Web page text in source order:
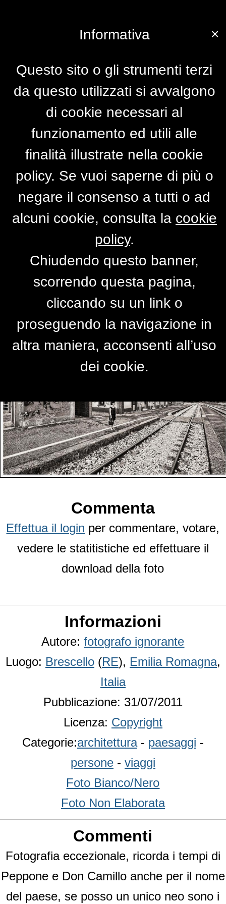
Brescello RE
difotografo ignorante
Commenta
Effettua il login per commentare, votare,
vedere le statitistiche ed effettuare il
download della foto
Informazioni
Autore:fotografo ignorante
Luogo: Brescello (RE), Emilia Romagna,
Italia
Pubblicazione: 31/07/2011
Licenza: Copyright
Categorie:architettura- paesaggi -
persone - viaggi
Foto Bianco/Nero
Foto Non Elaborata
Commenti
Fotografia eccezionale, ricorda i tempi di
Peppone e Don Camillo anche per il nome
del paese, se posso un unico neo sono i
×
Informativa
Questo sito o gli strumenti terzi
da questo utilizzati si avvalgono
di cookie necessari al
funzionamento ed utili alle
finalità illustrate nella cookie
policy. Se vuoi saperne di più o
negare il consenso a tutti o ad
alcuni cookie, consulta la cookie
policy.
Chiudendo questo banner,
scorrendo questa pagina,
cliccando su un link o
proseguendo la navigazione in
altra maniera, acconsenti all’uso
dei cookie.